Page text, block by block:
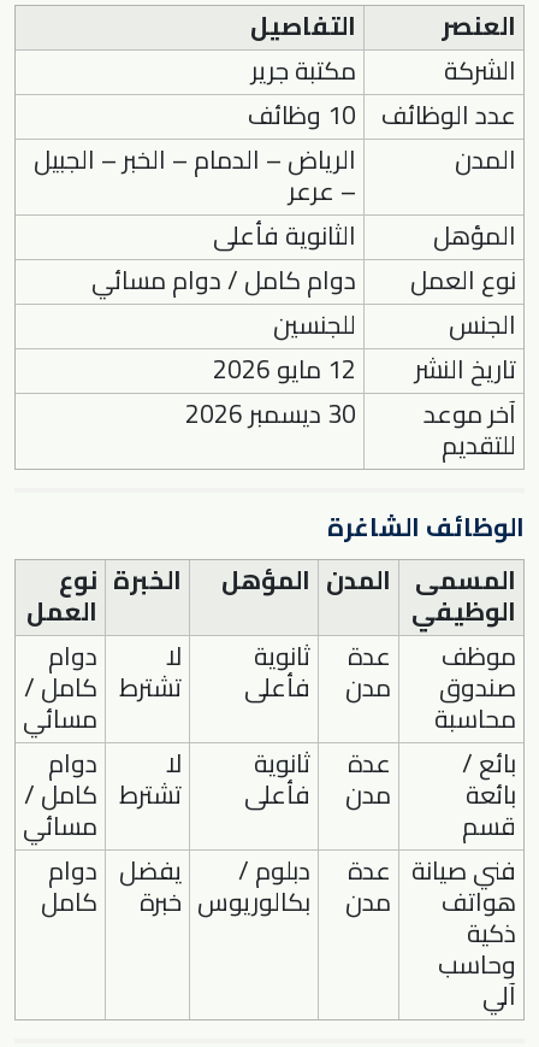
العنصر
التفاصيل
الشركة
مكتبة جرير
عدد الوظائف 10 وظائف
المدن
الرياض – الدمام – الخبر – الجبيل
– عرعر
المؤهل
الثانوية فأعلى
نوع العمل
دوام كامل / دوام مسائي
الجنس
للجنسين
تاريخ النشر
12 مايو 2026
آخر موعد
للتقديم
30 ديسمبر 2026
الوظائف الشاغرة
المسمى
الوظيفي
المدن المؤهل الخبرة نوع
العمل
موظف
صندوق
محاسبة
عدة
مدن
ثانوية
فأعلى
لا
تشترط
دوام
كامل /
مسائي
بائع /
بائعة
قسم
عدة
مدن
ثانوية
فأعلى
لا
تشترط
دوام
كامل /
مسائي
فني صيانة
هواتف
ذكية
وحاسب
آلي
عدة
مدن
دبلوم /
بكالوريوس
يفضل
خبرة
دوام
كامل